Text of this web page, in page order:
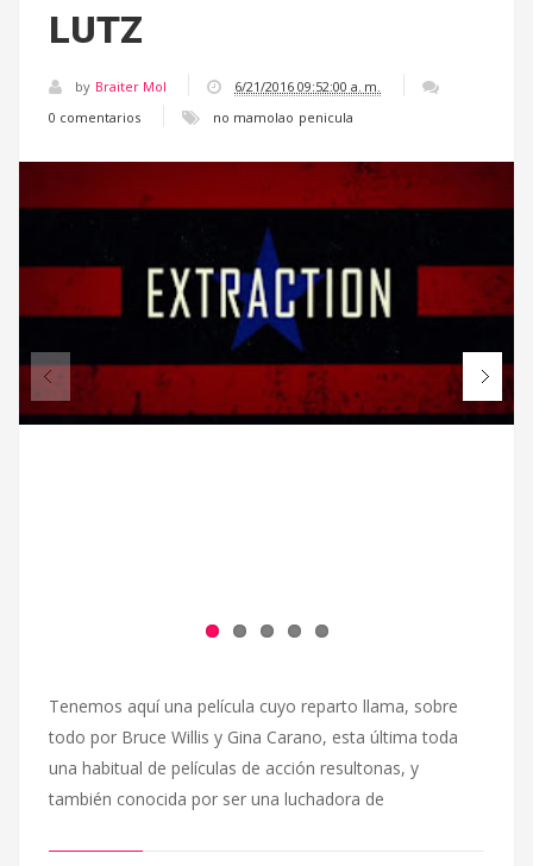
LUTZ
by Braiter Mol
6/21/2016 09:52:00 a. m.
0 comentarios
no mamolao penicula
Tenemos aquí una película cuyo reparto llama, sobre
todo por Bruce Willis y Gina Carano, esta última toda
una habitual de películas de acción resultonas, y
también conocida por ser una luchadora de